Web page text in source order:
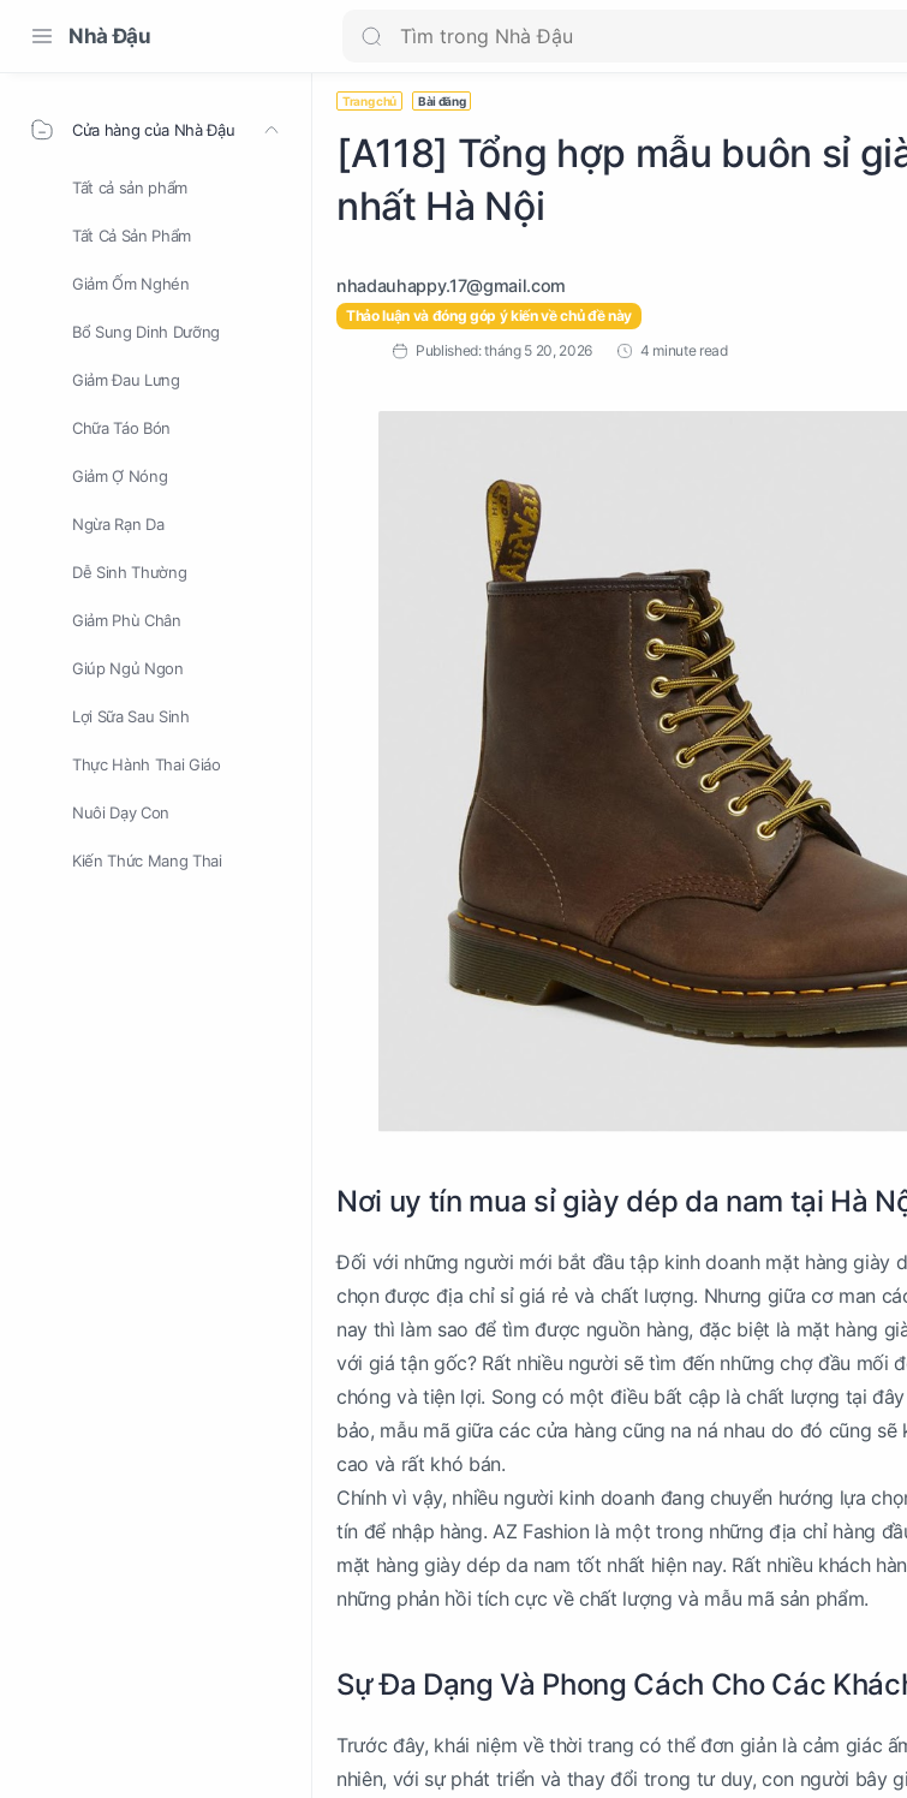
Nhà Đậu
Cửa hàng của Nhà Đậu
Tất cả sản phẩm
Tất Cả Sản Phẩm
Giảm Ốm Nghén
Bổ Sung Dinh Dưỡng
Giảm Đau Lưng
Chữa Táo Bón
Giảm Ợ Nóng
Ngừa Rạn Da
Dễ Sinh Thường
Giảm Phù Chân
Giúp Ngủ Ngon
Lợi Sữa Sau Sinh
Thực Hành Thai Giáo
Nuôi Dạy Con
Kiến Thức Mang Thai
Trang chủ Bài đăng
[A118] Tổng hợp mẫu buôn sỉ
nhất Hà Nội
Thảo luận và đóng góp ý kiến về chủ đề này
4 minute read
Nơi uy tín mua sỉ giày dép da nam tại Hà
Đối với những người mới bắt đầu tập kinh doanh mặt hàng giày
chọn được địa chỉ sỉ giá rẻ và chất lượng. Nhưng giữa cơ man
nay thì làm sao để tìm được nguồn hàng, đặc biệt là mặt hàng
với giá tận gốc? Rất nhiều người sẽ tìm đến những chợ đầu mối
chóng và tiện lợi. Song có một điều bất cập là chất lượng tại
bảo, mẫu mã giữa các cửa hàng cũng na ná nhau do đó cũng
cao và rất khó bán.
Chính vì vậy, nhiều người kinh doanh đang chuyển hướng lựa
tín để nhập hàng. AZ Fashion là một trong những địa chỉ hàng
mặt hàng giày dép da nam tốt nhất hiện nay. Rất nhiều khách
những phản hồi tích cực về chất lượng và mẫu mã sản phẩm.
Sự Đa Dạng Và Phong Cách Cho Các
Trước đây, khái niệm về thời trang có thể đơn giản là cảm giác
nhiên, với sự phát triển và thay đổi trong tư duy, con người bây